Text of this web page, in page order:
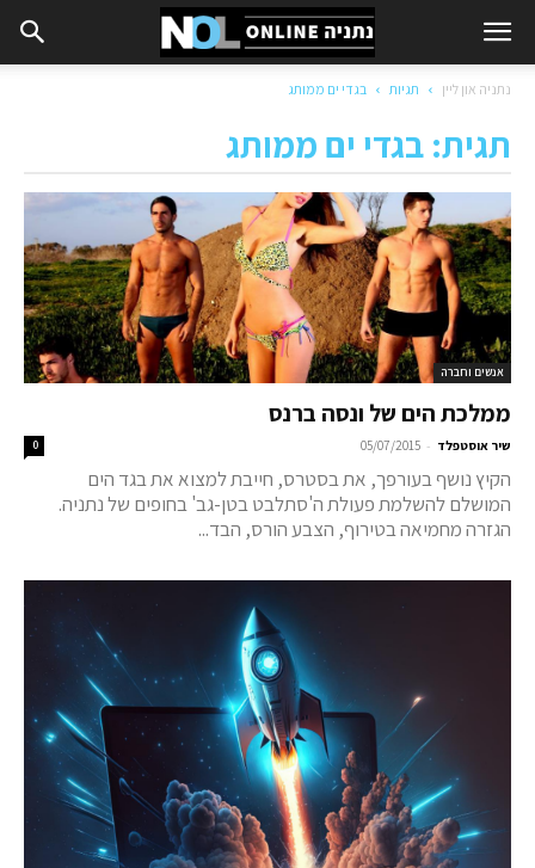
נתניה און ליין תגיות בגדי ים ממותג
תגית: בגדי ים ממותג
אנשים וחברה
ממלכת הים של ונסה ברנס
שיר אוסטפלד -
05/07/2015
0
הקיץ נושף בעורפך, את בסטרס, חייבת למצוא את בגד הים
המושלם להשלמת פעולת ה'סתלבט בטן-גב' בחופים של נתניה.
הגזרה מחמיאה בטירוף, הצבע הורס, הבד...